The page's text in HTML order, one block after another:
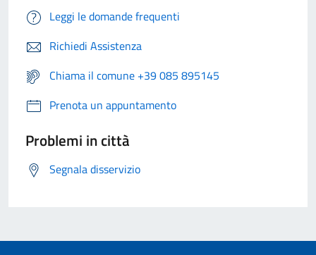
Leggi le domande frequenti
Richiedi Assistenza
Chiama il comune +39 085 895145
Prenota un appuntamento
Problemi in città
Segnala disservizio